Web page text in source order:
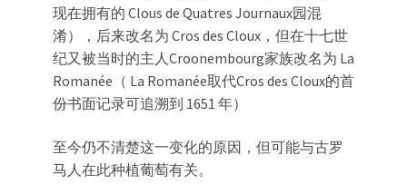
现在拥有的 Clous de Quatres Journaux园混
淆），后来改名为 Cros des Cloux，但在十七世
纪又被当时的主人Croonembourg家族改名为 La
Romanée（ La Romanée取代Cros des Cloux的首
份书面记录可追溯到 1651 年）
至今仍不清楚这一变化的原因，但可能与古罗
马人在此种植葡萄有关。